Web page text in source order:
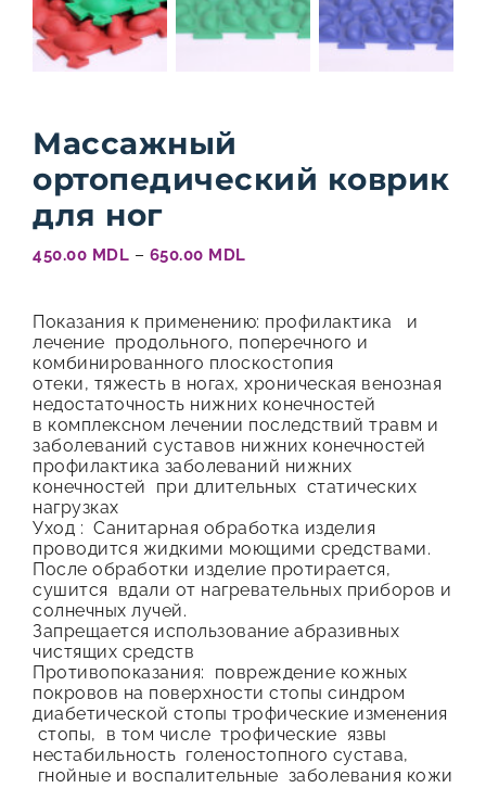
Массажный
ортопедический коврик
для ног
450.00 MDL – 650.00 MDLДиапазон
–
650.00 MDL
Показания к применению: профилактика и
лечение продольного, поперечного и
комбинированного плоскостопия
отеки, тяжесть в ногах, хроническая венозная
недостаточность нижних конечностей
в комплексном лечении последствий травм и
заболеваний суставов нижних конечностей
профилактика заболеваний нижних
конечностей при длительных статических
нагрузках
Уход : Санитарная обработка изделия
проводится жидкими моющими средствами.
После обработки изделие протирается,
сушится вдали от нагревательных приборов и
солнечных лучей.
Запрещается использование абразивных
чистящих средств
Противопоказания: повреждение кожных
покровов на поверхности стопы синдром
диабетической стопы трофические изменения
стопы, в том числе трофические язвы
нестабильность голеностопного сустава,
гнойные и воспалительные заболевания кожи